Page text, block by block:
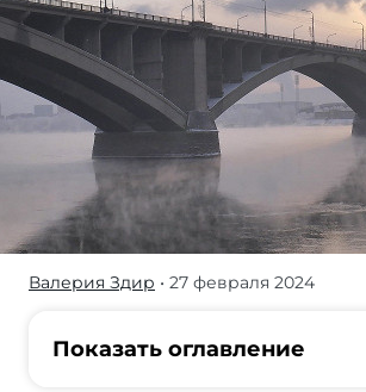
Журнал/
переехала
Валерия Здир • 27 февраля 2024
Показать оглавление